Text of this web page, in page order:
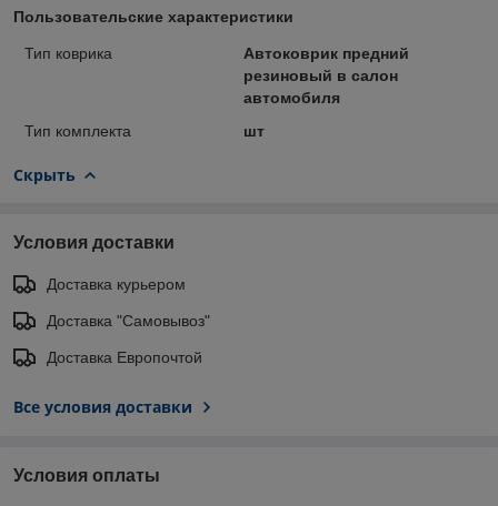
Пользовательские характеристики
Тип коврика
Автоковрик предний
резиновый в салон
автомобиля
Тип комплекта
шт
Скрыть
Условия доставки
Доставка курьером
Доставка "Самовывоз"
Доставка Европочтой
Все условия доставки
Условия оплаты